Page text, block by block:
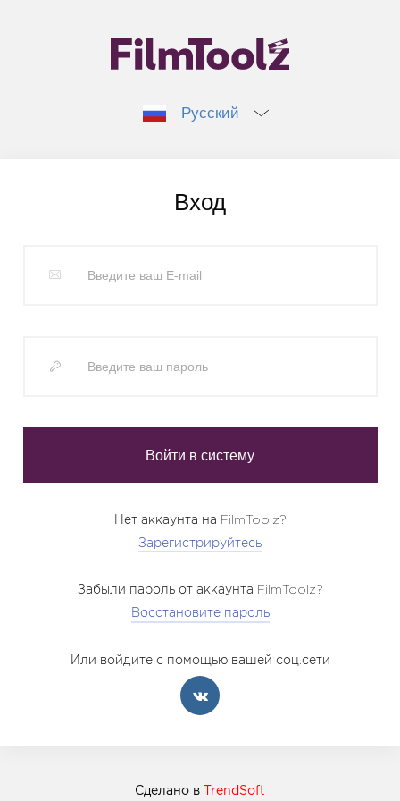
Русский
Вход
Нет аккаунта на FilmToolz?
Зарегистрируйтесь
Забыли пароль от аккаунта FilmToolz?
Восстановите пароль
Или войдите с помощью вашей соц.сети
Сделано в TrendSoft